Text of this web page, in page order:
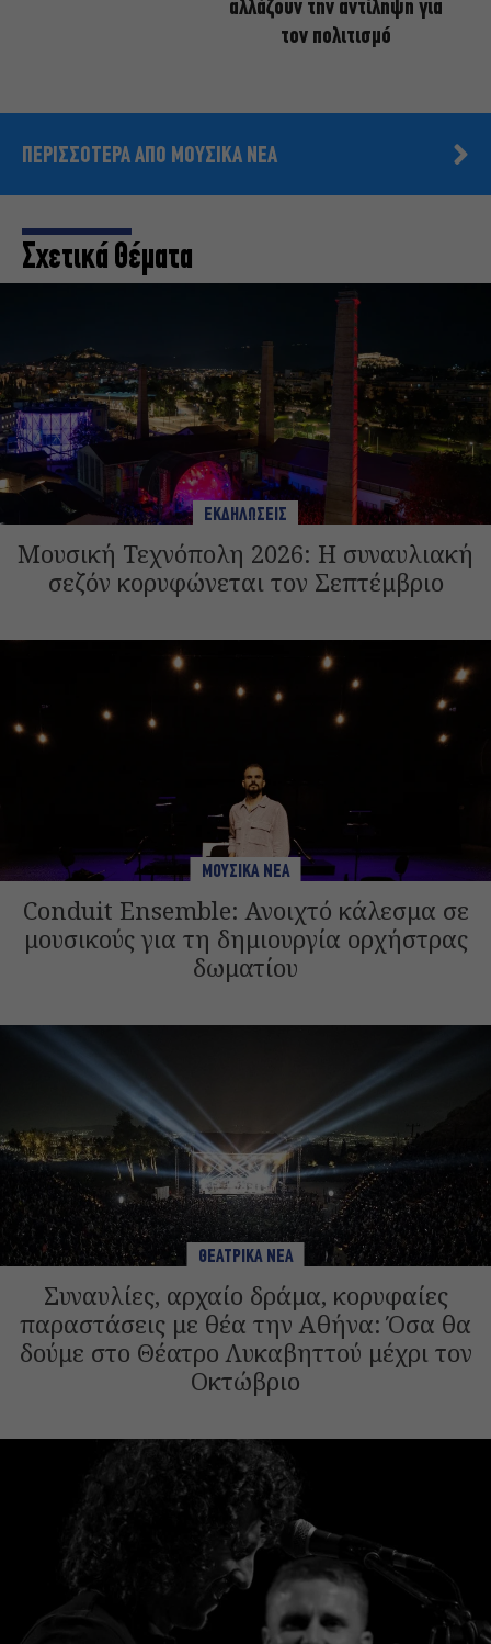
αλλάζουν την αντίληψη για
τον πολιτισμό
ΠΕΡΙΣΣΟΤΕΡΑ ΑΠΟ ΜΟΥΣΙΚΑ ΝΕΑ
Σχετικά Θέματα
ΕΚΔΗΛΩΣΕΙΣ
Μουσική Τεχνόπολη 2026: Η συναυλιακή
σεζόν κορυφώνεται τον Σεπτέμβριο
ΜΟΥΣΙΚΑ ΝΕΑ
Conduit Ensemble: Ανοιχτό κάλεσμα σε
μουσικούς για τη δημιουργία ορχήστρας
δωματίου
ΘΕΑΤΡΙΚΑ ΝΕΑ
Συναυλίες, αρχαίο δράμα, κορυφαίες
παραστάσεις με θέα την Αθήνα: Όσα θα
δούμε στο Θέατρο Λυκαβηττού μέχρι τον
Οκτώβριο